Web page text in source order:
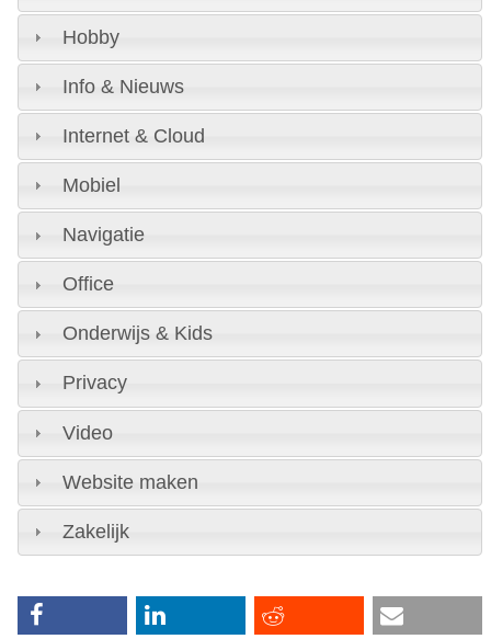
Hobby
Info & Nieuws
Internet & Cloud
Mobiel
Navigatie
Office
Onderwijs & Kids
Privacy
Video
Website maken
Zakelijk